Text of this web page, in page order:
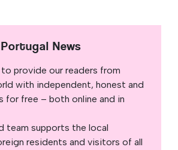
News
provide our readers from
with independent, honest and
for free – both online and in
team supports the local
residents and visitors of all